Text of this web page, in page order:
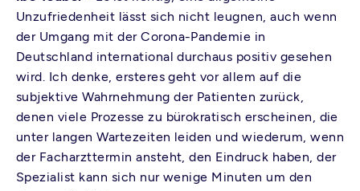
Unzufriedenheit lässt sich nicht leugnen, auch wenn
der Umgang mit der Corona-Pandemie in
Deutschland international durchaus positiv gesehen
wird. Ich denke, ersteres geht vor allem auf die
subjektive Wahrnehmung der Patienten zurück,
denen viele Prozesse zu bürokratisch erscheinen, die
unter langen Wartezeiten leiden und wiederum, wenn
der Facharzttermin ansteht, den Eindruck haben, der
Spezialist kann sich nur wenige Minuten um den